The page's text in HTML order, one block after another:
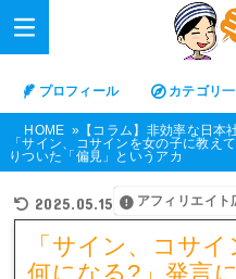
プロフィール カテゴリ
HOME 【コラム】非効率な日本
「サイン、コサインを女の子に教
りついた「偏見」というアカ
2025.05.15 アフィリエイト
「サイン、コサ
何になる?」発言